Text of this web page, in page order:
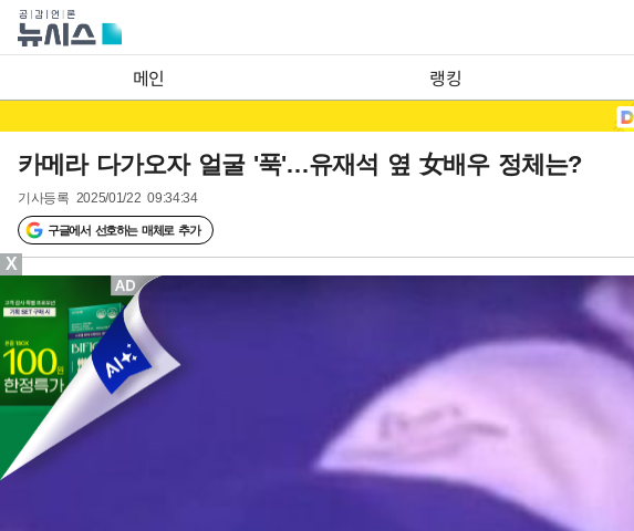
메인 랭킹
카메라 다가오자 얼굴 '푹'…유재석 옆 女배우 정체는?
기사등록 2025/01/22 09:34:34
구글에서 선호하는 매체로 추가
X